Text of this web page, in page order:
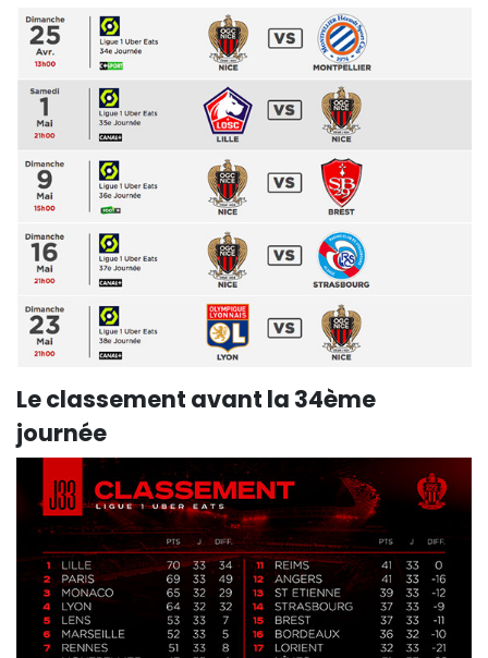
Le classement avant la 34ème
journée